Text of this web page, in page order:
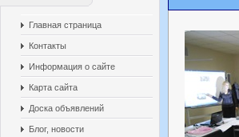
Главная страница
Контакты
Информация о сайте
Карта сайта
Доска объявлений
Блог, новости